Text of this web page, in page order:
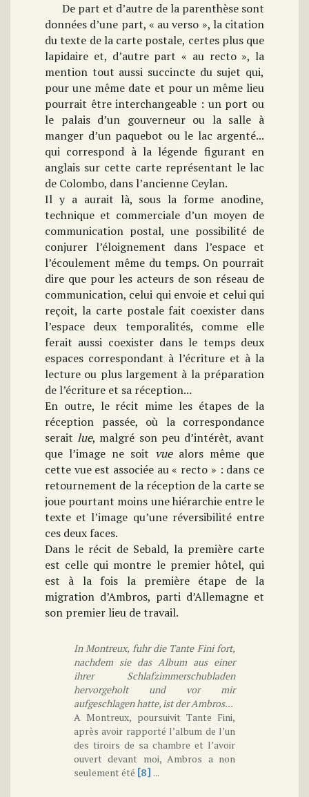
De part et d’autre de la parenthèse sont
données d’une part, « au verso », la citation
du texte de la carte postale, certes plus que
lapidaire et, d’autre part « au recto », la
mention tout aussi succincte du sujet qui,
pour une même date et pour un même lieu
pourrait être interchangeable : un port ou
le palais d’un gouverneur ou la salle à
manger d’un paquebot ou le lac argenté...
qui correspond à la légende figurant en
anglais sur cette carte représentant le lac
de Colombo, dans l’ancienne Ceylan.
Il y a aurait là, sous la forme anodine,
technique et commerciale d’un moyen de
communication postal, une possibilité de
conjurer l’éloignement dans l’espace et
l’écoulement même du temps. On pourrait
dire que pour les acteurs de son réseau de
communication, celui qui envoie et celui qui
reçoit, la carte postale fait coexister dans
l’espace deux temporalités, comme elle
ferait aussi coexister dans le temps deux
espaces correspondant à l’écriture et à la
lecture ou plus largement à la préparation
de l’écriture et sa réception...
En outre, le récit mime les étapes de la
réception passée, où la correspondance
seraitlue, malgré son peu d’intérêt, avant
que l’image ne soit vuealors même que
cette vue est associée au « recto » : dans ce
retournement de la réception de la carte se
joue pourtant moins une hiérarchie entre le
texte et l’image qu’une réversibilité entre
ces deux faces.
Dans le récit de Sebald, la première carte
est celle qui montre le premier hôtel, qui
est à la fois la première étape de la
migration d’Ambros, parti d’Allemagne et
son premier lieu de travail.
In Montreux, fuhr die Tante Fini fort,
nachdem sie das Album aus einer
ihrer Schlafzimmerschubladen
hervorgeholt und vor mir
aufgeschlagen hatte, ist der Ambros...
A Montreux, poursuivit Tante Fini,
après avoir rapporté l’album de l’un
des tiroirs de sa chambre et l’avoir
ouvert devant moi, Ambros a non
seulement été [8] ...